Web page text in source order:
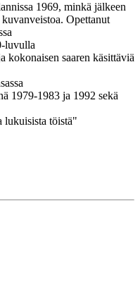
1969, minkä jälkeen
Opettanut
luvulla
kokonaisen saaren käsittäviä
1979-1983 ja 1992 sekä
töistä"